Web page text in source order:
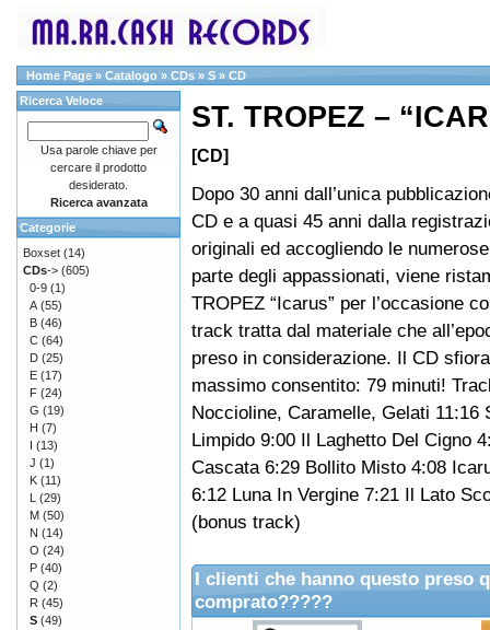
Home Page » Catalogo » CDs » S » CD
ST. TROPEZ –
[CD]
Dopo 30 anni dall’unica
CD e a quasi 45 anni dalla
originali ed accogliendo le
parte degli appassionati, viene
TROPEZ “Icarus” per l’occasione
track tratta dal materiale che
preso in considerazione. Il CD
massimo consentito: 79 minuti!
Noccioline, Caramelle, Gelati 11:16
Limpido 9:00 Il Laghetto Del Cigno
Cascata 6:29 Bollito Misto 4:08
6:12 Luna In Vergine 7:21 Il Lato
(bonus track)
I clienti che hanno questo preso
comprato?????
Ricerca Veloce
Usa parole chiave per
cercare il prodotto
desiderato.
Ricerca avanzata
Categorie
Boxset (14)
CDs-> (605)
0-9 (1)
A (55)
B (46)
C (64)
D (25)
E (17)
F (24)
G (19)
H (7)
I (13)
J (1)
K (11)
L (29)
M (50)
N (14)
O (24)
P (40)
Q (2)
R (45)
S (49)